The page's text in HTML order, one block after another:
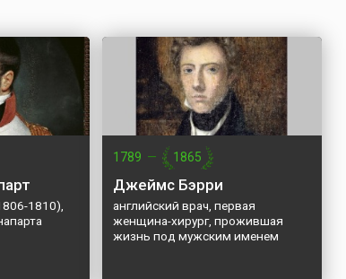
1810),
1789 — 1865
Джеймс Бэрри
английский врач, первая
женщина-хирург, прожившая
жизнь под мужским именем